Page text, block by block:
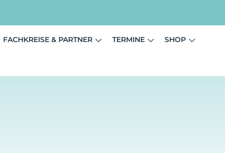
FACHKREISE & PARTNER TERMINE SHOP